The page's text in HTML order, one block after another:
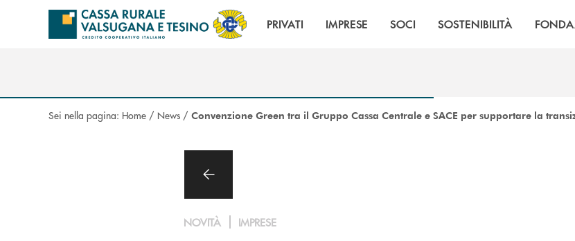
Salta al contenuto principale
PRIVATI IMPRESE SOCI SOSTENIBILITÀ
Sei nella pagina: Home / News / Convenzione Green tra il Gruppo Cassa Centrale e SACE per supportare la
NOVITÀ IMPRESE